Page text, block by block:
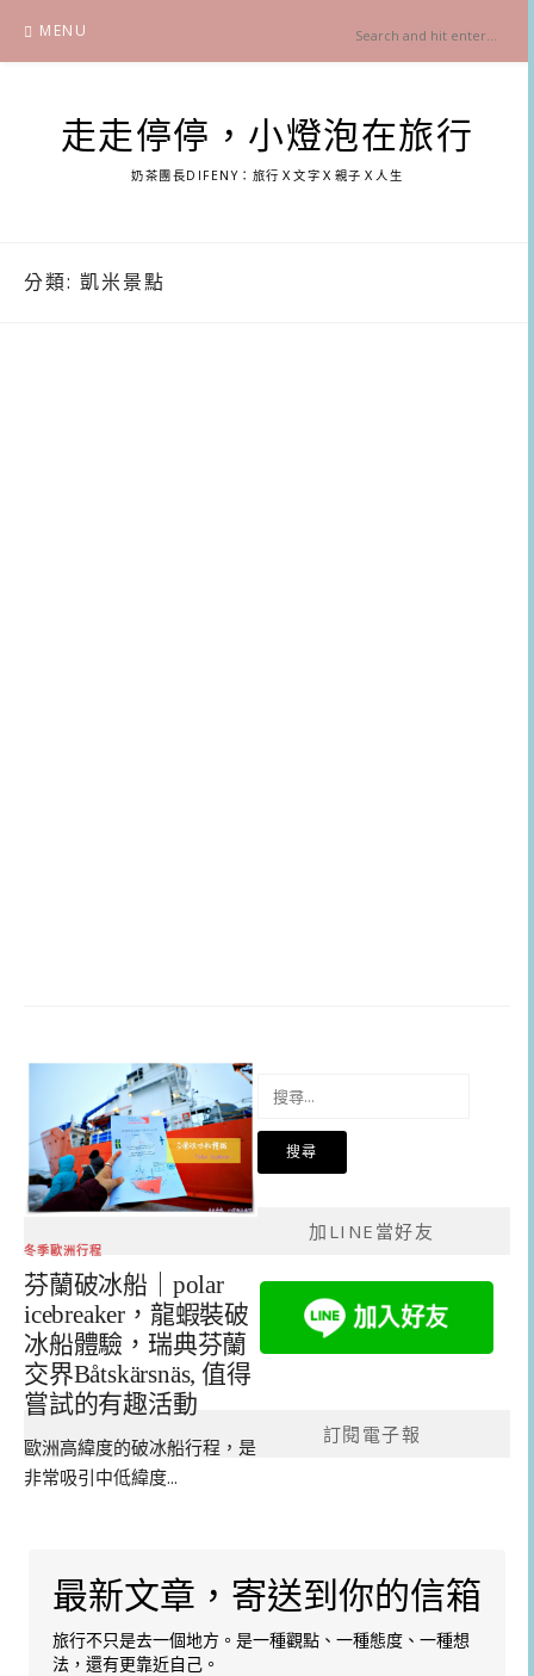
content
MENU
走走停停，小燈泡在旅行
奶茶團長DIFENY：旅行Ｘ文字Ｘ親子Ｘ人生
分類: 凱米景點
冬季歐洲行程
芬蘭破冰船｜polar
icebreaker，龍蝦裝破
冰船體驗，瑞典芬蘭
交界Båtskärsnäs, 值得
嘗試的有趣活動
歐洲高緯度的破冰船行程，是
非常吸引中低緯度...
關
加LINE當好友
訂閱電子報
最新文章，寄送到你的信箱
旅行不只是去一個地方。是一種觀點、一種態度、一種想
法，還有更靠近自己。